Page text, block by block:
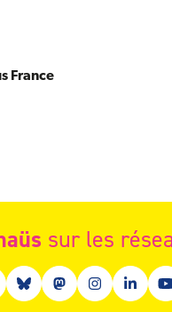
France
sur les
(nouvelle fenêtre)
Bluesky (nouvelle
MastodonInstagram